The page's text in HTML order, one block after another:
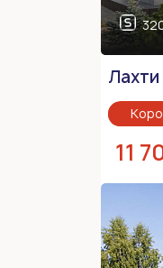
Лахти
11